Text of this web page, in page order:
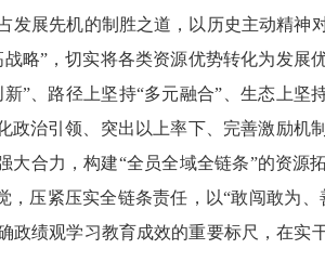
发展先机的制胜之道，以历史主动精神
略”，切实将各类资源优势转化为发展
新”、路径上坚持“多元融合”、生态上坚
政治引领、突出以上率下、完善激励机
大合力，构建“全员全域全链条”的资源
，压紧压实全链条责任，以“敢闯敢为
政绩观学习教育成效的重要标尺，在实